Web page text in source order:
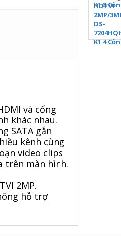
và cổng
khác nhau.
SATA gắn
kênh cùng
video clips
trên màn hình.
2MP.
hỗ trợ